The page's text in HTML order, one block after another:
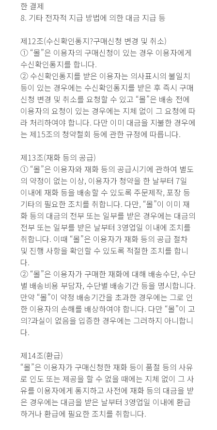
한 결제
8. 기타 전자적 지급 방법에 의한 대금 지급 등
제12조(수신확인통지?구매신청 변경 및 취소)
① “몰”은 이용자의 구매신청이 있는 경우 이용자에게
수신확인통지를 합니다.
② 수신확인통지를 받은 이용자는 의사표시의 불일치
등이 있는 경우에는 수신확인통지를 받은 후 즉시 구매
신청 변경 및 취소를 요청할 수 있고 “몰”은 배송 전에
이용자의 요청이 있는 경우에는 지체 없이 그 요청에 따
라 처리하여야 합니다. 다만 이미 대금을 지불한 경우에
는 제15조의 청약철회 등에 관한 규정에 따릅니다.
제13조(재화 등의 공급)
① “몰”은 이용자와 재화 등의 공급시기에 관하여 별도
의 약정이 없는 이상, 이용자가 청약을 한 날부터 7일
이내에 재화 등을 배송할 수 있도록 주문제작, 포장 등
기타의 필요한 조치를 취합니다. 다만, “몰”이 이미 재
화 등의 대금의 전부 또는 일부를 받은 경우에는 대금의
전부 또는 일부를 받은 날부터 3영업일 이내에 조치를
취합니다. 이때 “몰”은 이용자가 재화 등의 공급 절차
및 진행 사항을 확인할 수 있도록 적절한 조치를 합니
다.
② “몰”은 이용자가 구매한 재화에 대해 배송수단, 수단
별 배송비용 부담자, 수단별 배송기간 등을 명시합니다.
만약 “몰”이 약정 배송기간을 초과한 경우에는 그로 인
한 이용자의 손해를 배상하여야 합니다. 다만 “몰”이 고
의?과실이 없음을 입증한 경우에는 그러하지 아니합니
다.
제14조(환급)
“몰”은 이용자가 구매신청한 재화 등이 품절 등의 사유
로 인도 또는 제공을 할 수 없을 때에는 지체 없이 그 사
유를 이용자에게 통지하고 사전에 재화 등의 대금을 받
은 경우에는 대금을 받은 날부터 3영업일 이내에 환급
하거나 환급에 필요한 조치를 취합니다.